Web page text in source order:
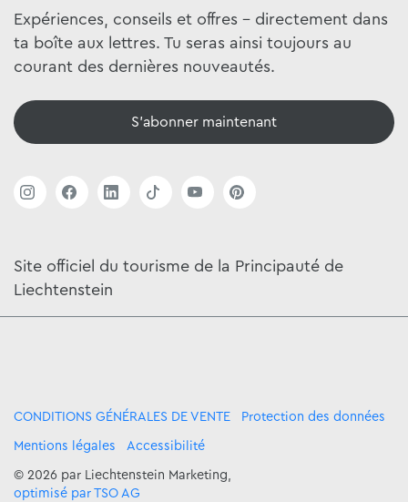
Expériences, conseils et offres - directement dans
ta boîte aux lettres. Tu seras ainsi toujours au
courant des dernières nouveautés.
S'abonner maintenant
Site officiel du tourisme de la Principauté de
Liechtenstein
CONDITIONS GÉNÉRALES DE VENTE Protection des données
Mentions légales Accessibilité
© 2026 par Liechtenstein Marketing,
optimisé par TSO AG